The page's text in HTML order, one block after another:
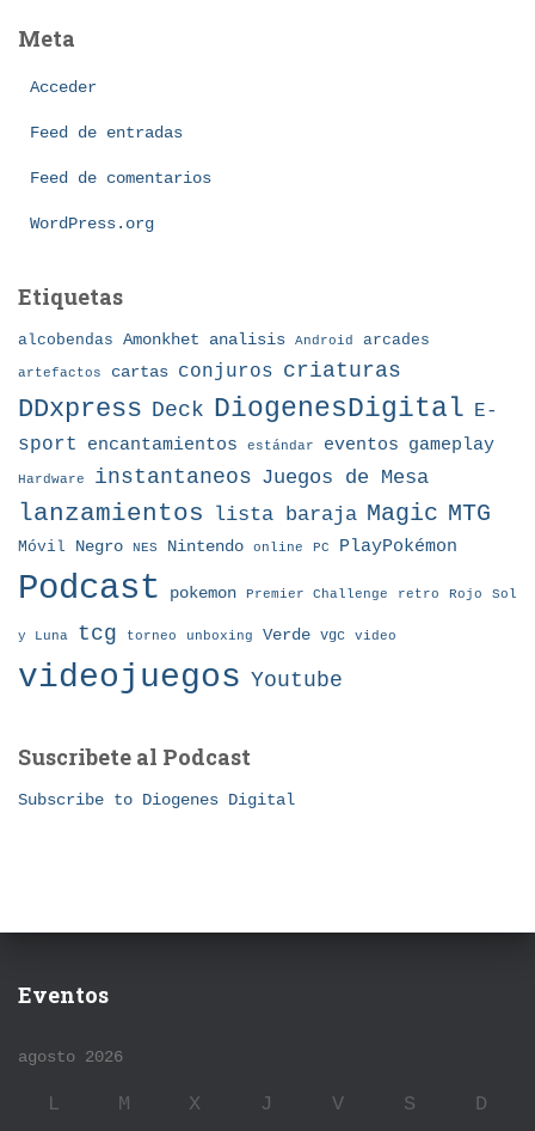
e
Meta
Acceder
Feed de entradas
Feed de comentarios
WordPress.org
Etiquetas
alcobendas Amonkhet analisis Android arcades
artefactos cartas conjuros criaturas
DDxpress Deck DiogenesDigital E-
sport
encantamientos estándar eventos gameplay
Hardware instantaneos Juegos de Mesa
lanzamientos lista baraja Magic MTG
Móvil Negro NES Nintendo online PC PlayPokémon
Podcast pokemon Premier Challenge retro Rojo Sol
y Luna tcg torneo unboxing Verde vgc video
videojuegos Youtube
Suscribete al Podcast
Subscribe to Diogenes Digital
Eventos
agosto 2026
L M X J V S D